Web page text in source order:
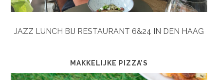
JAZZ LUNCH BIJ RESTAURANT 6&24 IN DEN HAAG
MAKKELIJKE PIZZA’S